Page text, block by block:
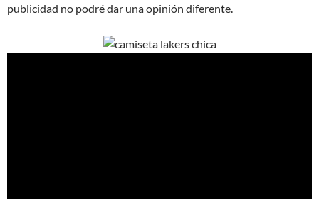
publicidad no podré dar una opinión diferente.